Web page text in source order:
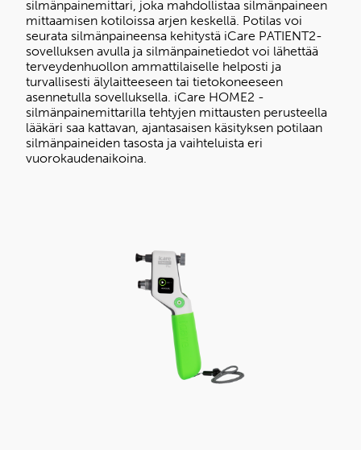
silmänpainemittari, joka mahdollistaa silmänpaineen
mittaamisen kotiloissa arjen keskellä. Potilas voi
seurata silmänpaineensa kehitystä iCare PATIENT2-
sovelluksen avulla ja silmänpainetiedot voi lähettää
terveydenhuollon ammattilaiselle helposti ja
turvallisesti älylaitteeseen tai tietokoneeseen
asennetulla sovelluksella. iCare HOME2 -
silmänpainemittarilla tehtyjen mittausten perusteella
lääkäri saa kattavan, ajantasaisen käsityksen potilaan
silmänpaineiden tasosta ja vaihteluista eri
vuorokaudenaikoina.